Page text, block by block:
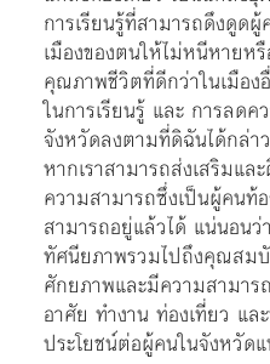
การเรียนรู้ที่สามารถดึงดูด
เมืองของตนให้ไม่หนีหายห
คุณภาพชีวิตที่ดีกว่าในเมือง
ในการเรียนรู้ และ การลด
จังหวัดลงตามที่ดิฉันได้กล่า
หากเราสามารถส่งเสริมแ
ความสามารถซึ่งเป็นผู้คนท้
สามารถอยู่แล้วได้ แน่นอนว่
ทัศนียภาพรวมไปถึงคุณสม
ศักยภาพและมีความสามาร
อาศัย ทำงาน ท่องเที่ยว แ
ประโยชน์ต่อผู้คนในจังหวัด